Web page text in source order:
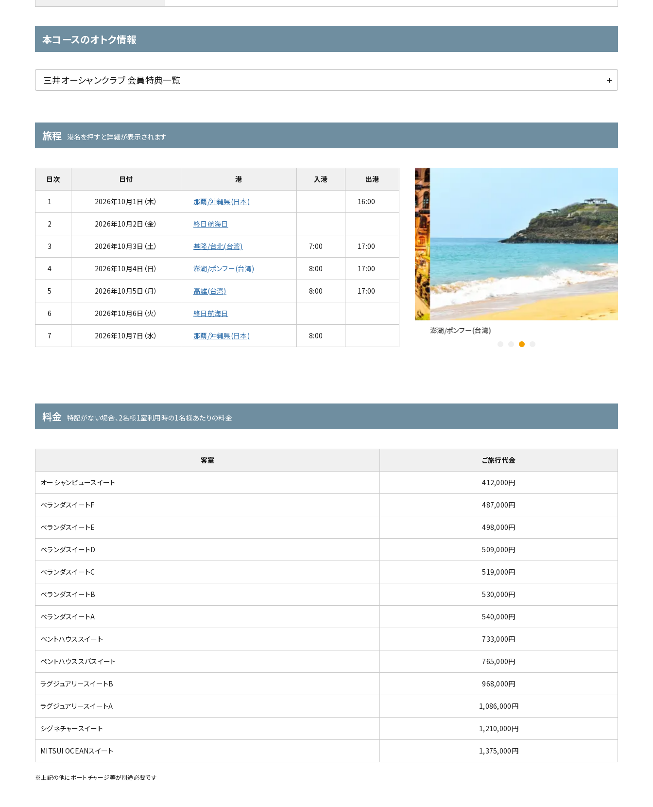
本コースのオトク情報
三井オーシャンクラブ 会員特典一覧
旅程 港名を押すと詳細が表示されます
日次 日付 港 入港 出港
1 2026年10月1日（木） 那覇/沖縄県(日本) 16:00
2 2026年10月2日（金） 終日航海日
3 2026年10月3日（土） 基隆/台北(台湾) 7:00 17:00
4 2026年10月4日（日） 澎湖/ポンフー(台湾) 8:00 17:00
5 2026年10月5日（月） 高雄(台湾) 8:00 17:00
6 2026年10月6日（火） 終日航海日
7 2026年10月7日（水） 那覇/沖縄県(日本) 8:00
澎湖/ポンフー(台湾)
料金 特記がない場合、2名様1室利用時の1名様あたりの料金
客室 ご旅行代金
オーシャンビュースイート 412,000円
ベランダスイートF 487,000円
ベランダスイートE 498,000円
ベランダスイートD 509,000円
ベランダスイートC 519,000円
ベランダスイートB 530,000円
ベランダスイートA 540,000円
ペントハウススイート 733,000円
ペントハウススパスイート 765,000円
ラグジュアリースイートB 968,000円
ラグジュアリースイートA 1,086,000円
シグネチャースイート 1,210,000円
MITSUI OCEANスイート 1,375,000円
※上記の他にポートチャージ等が別途必要です